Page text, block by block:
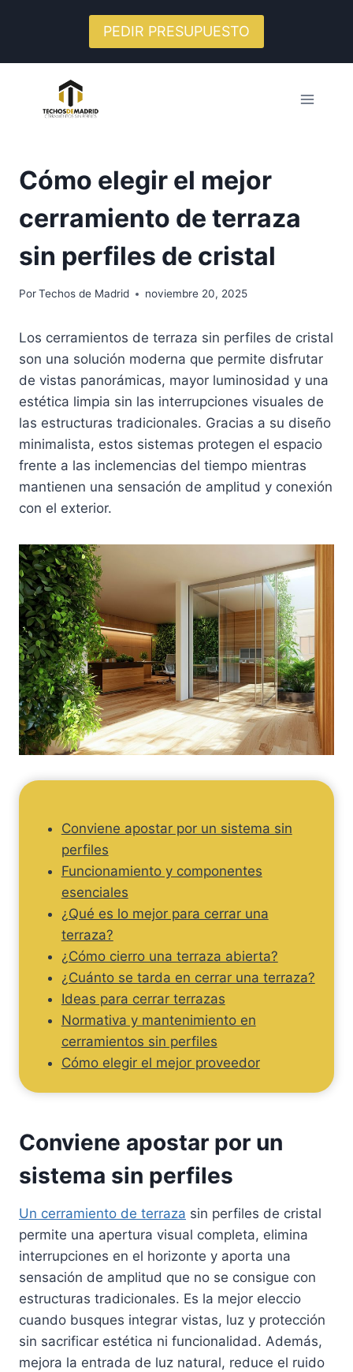
PEDIR PRESUPUESTO
Cómo elegir el mejor
cerramiento de terraza
sin perfiles de cristal
PorTechos de Madrid noviembre 20, 2025
Los cerramientos de terraza sin perfiles de cristal
son una solución moderna que permite disfrutar
de vistas panorámicas, mayor luminosidad y una
estética limpia sin las interrupciones visuales de
las estructuras tradicionales. Gracias a su diseño
minimalista, estos sistemas protegen el espacio
frente a las inclemencias del tiempo mientras
mantienen una sensación de amplitud y conexión
con el exterior.
Conviene apostar por un sistema sin
perfiles
Funcionamiento y componentes
esenciales
¿Qué es lo mejor para cerrar una
terraza?
¿Cómo cierro una terraza abierta?
¿Cuánto se tarda en cerrar una terraza?
Ideas para cerrar terrazas
Normativa y mantenimiento en
cerramientos sin perfiles
Cómo elegir el mejor proveedor
Conviene apostar por un
sistema sin perfiles
Un cerramiento de terraza sin perfiles de cristal
permite una apertura visual completa, elimina
interrupciones en el horizonte y aporta una
sensación de amplitud que no se consigue con
estructuras tradicionales. Es la mejor eleccio
cuando busques integrar vistas, luz y protección
sin sacrificar estética ni funcionalidad. Además,
mejora la entrada de luz natural, reduce el ruido